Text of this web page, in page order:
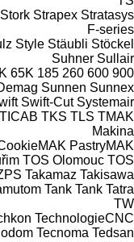
Stork Strapex Stratasys
F-series
Style Stäubli Stöckel
Suhner Sullair
65K 185 260 600 900
Sunnen Sunnex
Swift-Cut Systemair
TICAB TKS TLS TMAK
Makina
PastryMAK
TOS Olomouc TOS
Takamaz Takisawa
Tank Tank Tatra
TW
TechnologieCNC
Tecnoma Tedsan